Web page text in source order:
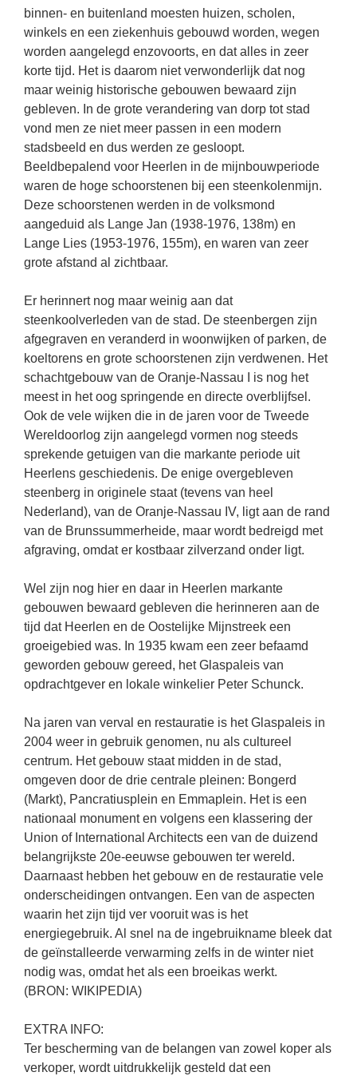
binnen- en buitenland moesten huizen, scholen,
winkels en een ziekenhuis gebouwd worden, wegen
worden aangelegd enzovoorts, en dat alles in zeer
korte tijd. Het is daarom niet verwonderlijk dat nog
maar weinig historische gebouwen bewaard zijn
gebleven. In de grote verandering van dorp tot stad
vond men ze niet meer passen in een modern
stadsbeeld en dus werden ze gesloopt.
Beeldbepalend voor Heerlen in de mijnbouwperiode
waren de hoge schoorstenen bij een steenkolenmijn.
Deze schoorstenen werden in de volksmond
aangeduid als Lange Jan (1938-1976, 138m) en
Lange Lies (1953-1976, 155m), en waren van zeer
grote afstand al zichtbaar.
Er herinnert nog maar weinig aan dat
steenkoolverleden van de stad. De steenbergen zijn
afgegraven en veranderd in woonwijken of parken, de
koeltorens en grote schoorstenen zijn verdwenen. Het
schachtgebouw van de Oranje-Nassau I is nog het
meest in het oog springende en directe overblijfsel.
Ook de vele wijken die in de jaren voor de Tweede
Wereldoorlog zijn aangelegd vormen nog steeds
sprekende getuigen van die markante periode uit
Heerlens geschiedenis. De enige overgebleven
steenberg in originele staat (tevens van heel
Nederland), van de Oranje-Nassau IV, ligt aan de rand
van de Brunssummerheide, maar wordt bedreigd met
afgraving, omdat er kostbaar zilverzand onder ligt.
Wel zijn nog hier en daar in Heerlen markante
gebouwen bewaard gebleven die herinneren aan de
tijd dat Heerlen en de Oostelijke Mijnstreek een
groeigebied was. In 1935 kwam een zeer befaamd
geworden gebouw gereed, het Glaspaleis van
opdrachtgever en lokale winkelier Peter Schunck.
Na jaren van verval en restauratie is het Glaspaleis in
2004 weer in gebruik genomen, nu als cultureel
centrum. Het gebouw staat midden in de stad,
omgeven door de drie centrale pleinen: Bongerd
(Markt), Pancratiusplein en Emmaplein. Het is een
nationaal monument en volgens een klassering der
Union of International Architects een van de duizend
belangrijkste 20e-eeuwse gebouwen ter wereld.
Daarnaast hebben het gebouw en de restauratie vele
onderscheidingen ontvangen. Een van de aspecten
waarin het zijn tijd ver vooruit was is het
energiegebruik. Al snel na de ingebruikname bleek dat
de geïnstalleerde verwarming zelfs in de winter niet
nodig was, omdat het als een broeikas werkt.
(BRON: WIKIPEDIA)
EXTRA INFO:
Ter bescherming van de belangen van zowel koper als
verkoper, wordt uitdrukkelijk gesteld dat een